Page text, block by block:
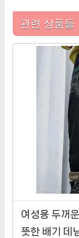
관련 상품들
여성용 두꺼
뜻한 배기 데